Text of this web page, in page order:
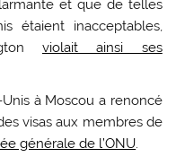
et que de telles
étaient inacceptables,
violait ainsi ses
à Moscou a renoncé
visas aux membres de
générale de l’ONU.